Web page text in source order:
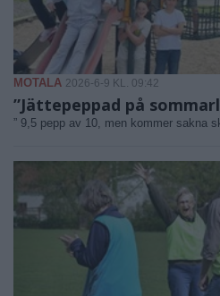
MOTALA 2026-6-9 KL. 09:42
”Jättepeppad på
” 9,5 pepp av 10, men kommer sakna